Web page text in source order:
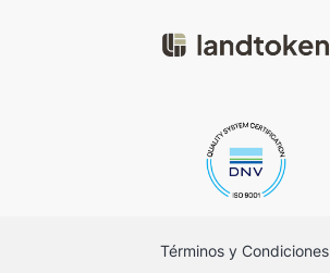
Términos y Condiciones